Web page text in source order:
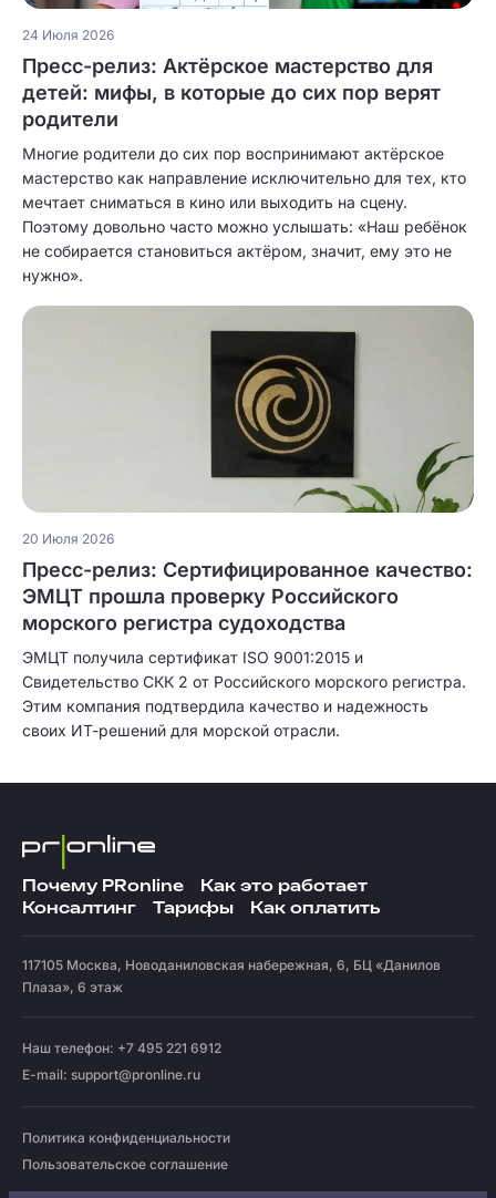
24 Июля 2026
Пресс-релиз: Актёрское мастерство для
детей: мифы, в которые до сих пор верят
родители
Многие родители до сих пор воспринимают актёрское
мастерство как направление исключительно для тех, кто
мечтает сниматься в кино или выходить на сцену.
Поэтому довольно часто можно услышать: «Наш ребёнок
не собирается становиться актёром, значит, ему это не
нужно».
20 Июля 2026
Пресс-релиз: Сертифицированное качество:
ЭМЦТ прошла проверку Российского
морского регистра судоходства
ЭМЦТ получила сертификат ISO 9001:2015 и
Свидетельство СКК 2 от Российского морского регистра.
Этим компания подтвердила качество и надежность
своих ИТ-решений для морской отрасли.
Почему PRonline
Как это работает
Консалтинг
Тарифы Как оплатить
117105 Москва, Новоданиловская набережная, 6, БЦ «Данилов
Плаза», 6 этаж
Наш телефон: +7 495 221 6912
E-mail: support@pronline.ru
Политика конфиденциальности
Пользовательское соглашение